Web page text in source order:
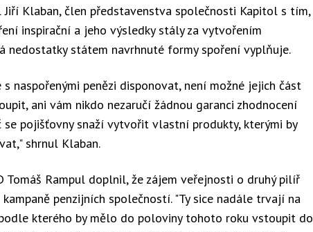
Jiří Klaban, člen představenstva společnosti Kapitol s tím,
inspirační a jeho výsledky stály za vytvořením
nedostatky státem navrhnuté formy spoření vyplňuje.
naspořenými penězi disponovat, není možné jejich část
ani vám nikdo nezaručí žádnou garanci zhodnocení
se pojišťovny snaží vytvořit vlastní produkty, kterými by
shrnul Klaban.
Tomáš Rampul doplnil, že zájem veřejnosti o druhý pilíř
penzijních společností. "Ty sice nadále trvají na
kterého by mělo do poloviny tohoto roku vstoupit do